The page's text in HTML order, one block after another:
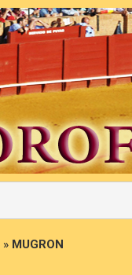
» MUGRON